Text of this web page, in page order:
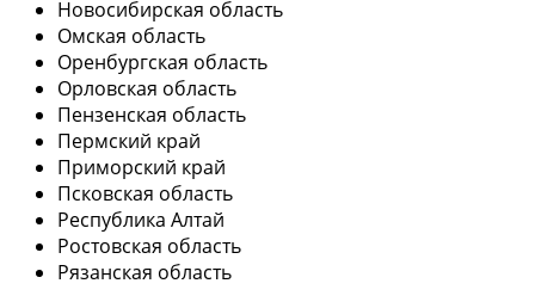
Новосибирская область
Омская область
Оренбургская область
Орловская область
Пензенская область
Пермский край
Приморский край
Псковская область
Республика Алтай
Ростовская область
Рязанская область